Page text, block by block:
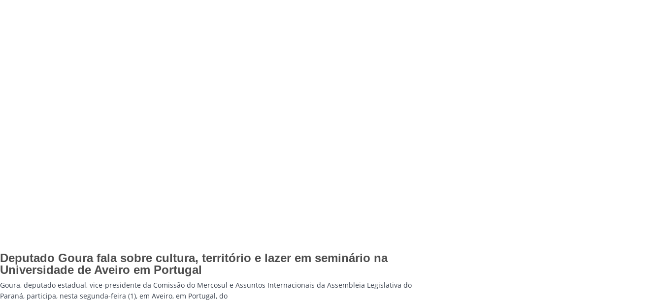
Deputado Goura fala sobre cultura, território e lazer em seminário na
Universidade de Aveiro em Portugal
Goura, deputado estadual, vice-presidente da Comissão do Mercosul e Assuntos Internacionais da Assembleia Legislativa do
Paraná, participa, nesta segunda-feira (1), em Aveiro, em Portugal, do